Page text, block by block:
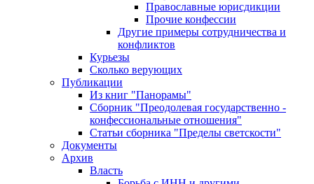
Православные юрисдикции
Прочие конфессии
Другие примеры сотрудничества и
конфликтов
Курьезы
Сколько верующих
Публикации
Из книг "Панорамы"
Сборник "Преодолевая государственно -
конфессиональные отношения"
Статьи сборника "Пределы светскости"
Документы
Архив
Власть